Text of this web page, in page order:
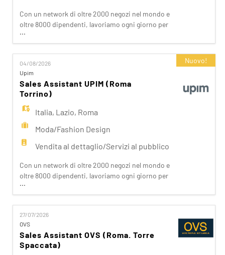
ES
Con un network di oltre 2000 negozi nel mondo e
oltre 8000 dipendenti, lavoriamo ogni giorno per
realizzare la nostra mission di rendere il bello
accessibile a tutti. Facciamo la differenza per i
nostri clienti attraverso i brand del nostro gruppo:
OVS, OVS Kids, UPIM, Blukids, Croff, Les Copains,
Shaka, Goldenpoint, Stefanel. Ogni giorno
prepariam
...
04/08/2026
Upim
Sales Assistant UPIM (Roma
Torrino)
Italia, Lazio, Roma
Moda/Fashion Design
Vendita al dettaglio/Servizi al pubblico
Con un network di oltre 2000 negozi nel mondo e
oltre 8000 dipendenti, lavoriamo ogni giorno per
realizzare la nostra mission di rendere il bello
accessibile a tutti. Facciamo la differenza per i
nostri clienti attraverso i brand del nostro gruppo:
OVS, OVS Kids, UPIM, Blukids, Croff, Les Copains,
Shaka, Goldenpoint, Stefanel. Ogni giorno
prepariam
...
Nuovo!
27/07/2026
OVS
Sales Assistant OVS (Roma. Torre
Spaccata)